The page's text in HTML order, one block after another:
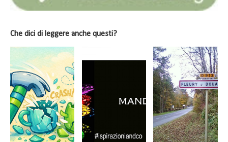
Che dici di leggere anche questi?